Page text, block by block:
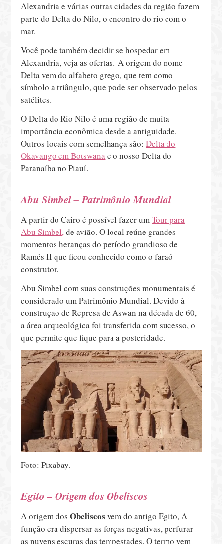
Alexandria e várias outras cidades da região fazem
parte do Delta do Nilo, o encontro do rio com o
mar.
Você pode também decidir se hospedar em
Alexandria, veja as ofertas. A origem do nome
Delta vem do alfabeto grego, que tem como
símbolo a triângulo, que pode ser observado pelos
satélites.
O Delta do Rio Nilo é uma região de muita
importância econômica desde a antiguidade.
Outros locais com semelhança são:Delta do
Okavango em Botswanae o nosso Delta do
Paranaíba no Piauí.
Abu Simbel – Patrimônio Mundial
A partir do Cairo é possível fazer umTour para
Abu Simbel,de avião. O local reúne grandes
momentos heranças do período grandioso de
Ramés II que ficou conhecido como o faraó
construtor.
Abu Simbel com suas construções monumentais é
considerado um Patrimônio Mundial. Devido à
construção de Represa de Aswan na década de 60,
a área arqueológica foi transferida com sucesso, o
que permite que fique para a posteridade.
Foto: Pixabay.
Egito – Origem dos Obeliscos
A origem dosObeliscos vem do antigo Egito, A
função era dispersar as forças negativas, perfurar
as nuvens escuras das tempestades. O termo vem